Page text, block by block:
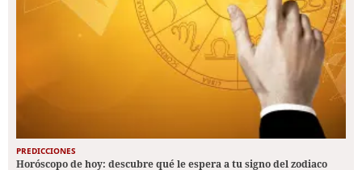
PREDICCIONES
Horóscopo de hoy: descubre qué le espera a tu signo del zodiaco